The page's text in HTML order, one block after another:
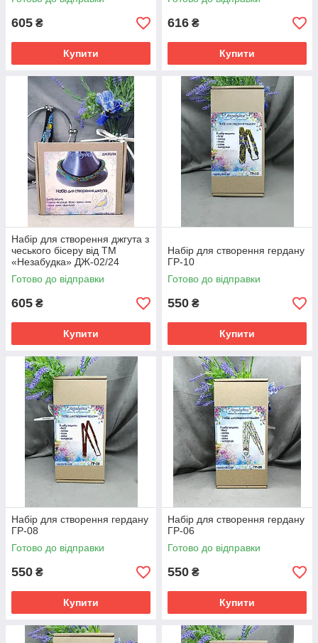
605 ₴
Купити
616 ₴
Купити
Набір для створення джгута з
чеського бісеру від ТМ
«Незабудка» ДЖ-02/24
Готово до відправки
605 ₴
Купити
Набір для створення гердану
ГР-10
Готово до відправки
550 ₴
Купити
Набір для створення гердану
ГР-08
Готово до відправки
550 ₴
Купити
Набір для створення гердану
ГР-06
Готово до відправки
550 ₴
Купити